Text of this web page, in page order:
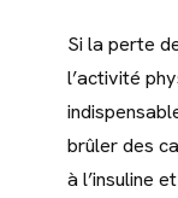
Si la perte
l’activité
brûler des
à l’insuline